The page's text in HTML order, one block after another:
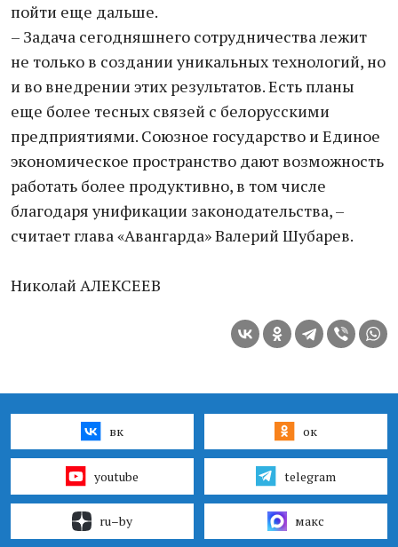
пойти еще дальше.
– Задача сегодняшнего сотрудничества лежит
не только в создании уникальных технологий, но
и во внедрении этих результатов. Есть планы
еще более тесных связей с белорусскими
предприятиями. Союзное государство и Единое
экономическое пространство дают возможность
работать более продуктивно, в том числе
благодаря унификации законодательства, –
считает глава «Авангарда» Валерий Шубарев.
Николай АЛЕКСЕЕВ
вк ок
youtube telegram
ru–by макс